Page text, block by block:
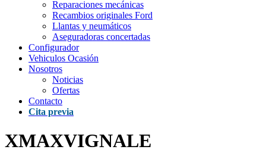
Reparaciones mecánicas
Recambios originales Ford
Llantas y neumáticos
Aseguradoras concertadas
Configurador
Vehiculos Ocasión
Nosotros
Noticias
Ofertas
Contacto
Cita previa
XMAXVIGNALE